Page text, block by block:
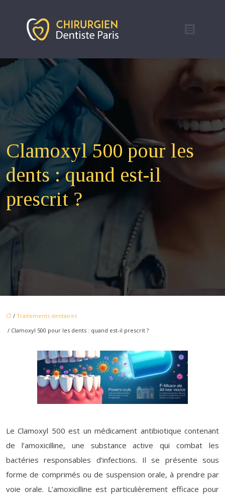
Clamoxyl 500 pour les
dents : quand est-il
prescrit ?
/ Traitements dentaires
/ Clamoxyl 500 pour les dents : quand est-il prescrit ?
Le Clamoxyl 500 est un médicament antibiotique contenant
de l’amoxicilline, une substance active qui combat les
bactéries responsables d’infections. Il se présente sous
forme de comprimés ou de suspension orale, à prendre par
voie orale. L’amoxicilline est particulièrement efficace pour